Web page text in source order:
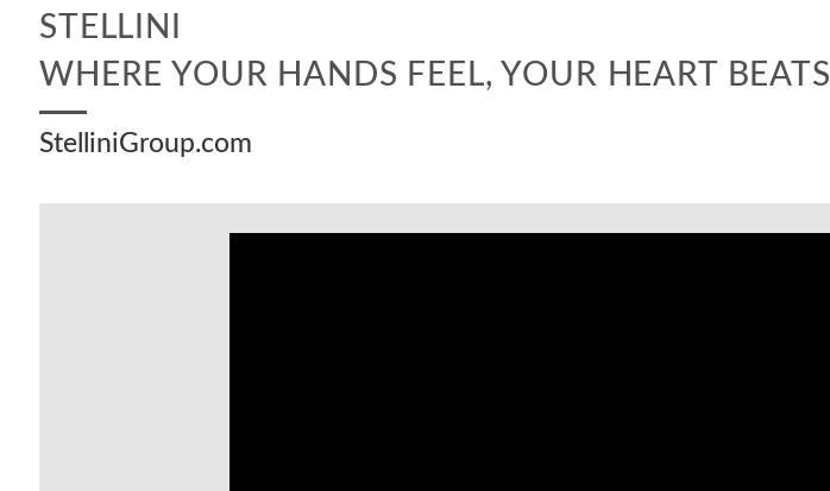
STELLINI
WHERE YOUR HANDS FEEL, YOUR HEART BEATS
StelliniGroup.com